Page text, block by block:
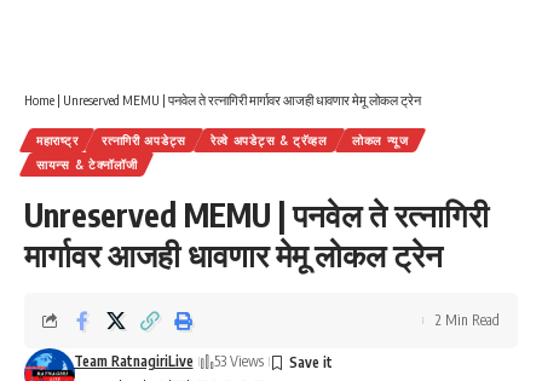
Home | Unreserved MEMU | पनवेल ते रत्नागिरी मार्गावर आजही धावणार मेमू लोकल ट्रेन
महाराष्ट्र रत्नागिरी अपडेट्स रेल्वे अपडेट्स & ट्रॅव्हल
लोकल न्यूज
सायन्स & टेक्नॉलॉजी
Unreserved MEMU | पनवेल ते रत्नागिरी
मार्गावर आजही धावणार मेमू लोकल ट्रेन
Team RatnagiriLive 53 Views
2 Min Read